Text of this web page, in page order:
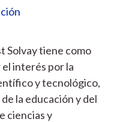
Solvay tiene como
interés por la
y tecnológico,
la educación y del
ciencias y